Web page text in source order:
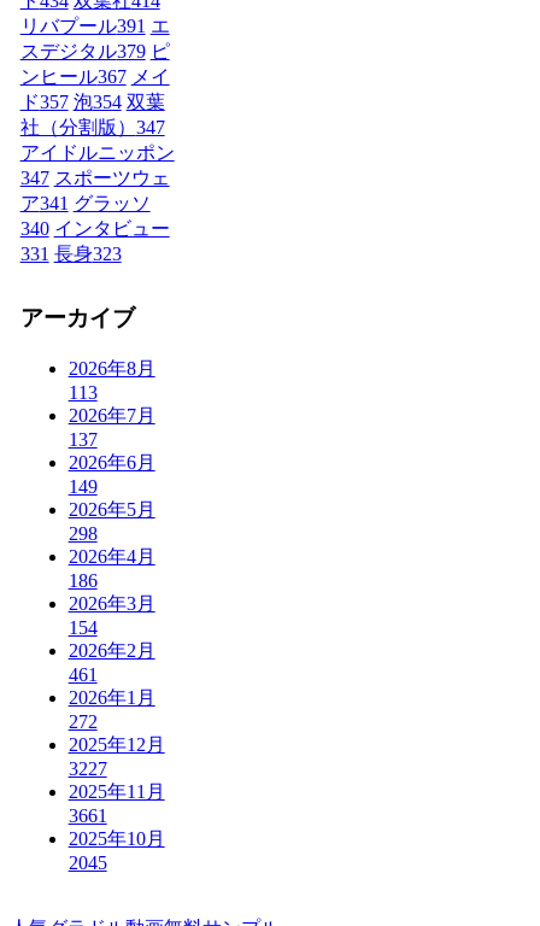
リバプール391 エ
スデジタル379 ピ
ンヒール367 メイ
ド357 泡354 双葉
社（分割版） 347
アイドルニッポン
347 スポーツウェ
ア341 グラッソ
340 インタビュー
331 長身323
アーカイブ
2026年8月
113
2026年7月
137
2026年6月
149
2026年5月
298
2026年4月
186
2026年3月
154
2026年2月
461
2026年1月
272
2025年12月
3227
2025年11月
3661
2025年10月
2045